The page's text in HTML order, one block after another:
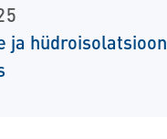
ja hüdroisolatsioon